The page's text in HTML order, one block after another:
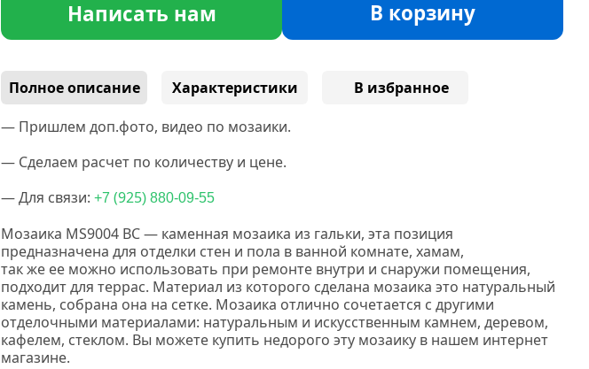
Написать нам В корзину
Полное описание Характеристики
В избранное
— Пришлем доп.фото, видео по мозаики.
— Сделаем расчет по количеству и цене.
— Для связи: +7 (925) 880-09-55
Мозаика MS9004 BC — каменная мозаика из гальки, эта позиция
предназначена для отделки стен и пола в ванной комнате, хамам,
так же ее можно использовать при ремонте внутри и снаружи помещения,
подходит для террас. Материал из которого сделана мозаика это натуральный
камень, собрана она на сетке. Мозаика отлично сочетается с другими
отделочными материалами: натуральным и искусственным камнем, деревом,
кафелем, стеклом. Вы можете купить недорого эту мозаику в нашем интернет
магазине.